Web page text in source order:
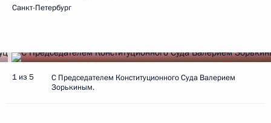
Санкт-Петербург
1 из 5
С Председателем Конституционного Суда Валерием
Зорькиным.